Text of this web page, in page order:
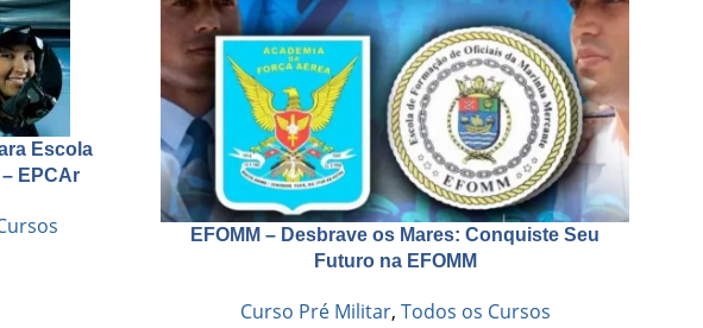
Escola
EPCAr
EFOMM – Desbrave os Mares: Conquiste Seu
Futuro na EFOMM
Curso Pré Militar, Todos os Cursos